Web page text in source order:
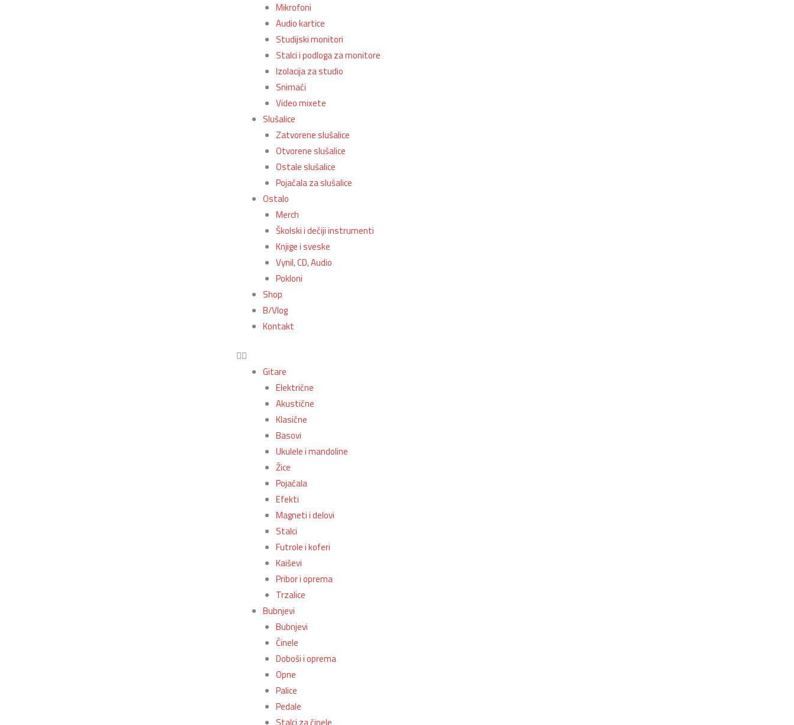
Mikrofoni
Audio kartice
Studijski monitori
Stalci i podloga za monitore
Izolacija za studio
Snimači
Video mixete
Slušalice
Zatvorene slušalice
Otvorene slušalice
Ostale slušalice
Pojačala za slušalice
Ostalo
Merch
Školski i dečiji instrumenti
Knjige i sveske
Vynil, CD, Audio
Pokloni
Shop
B/Vlog
Kontakt
Gitare
Električne
Akustične
Klasične
Basovi
Ukulele i mandoline
Žice
Pojačala
Efekti
Magneti i delovi
Stalci
Futrole i koferi
Kaiševi
Pribor i oprema
Trzalice
Bubnjevi
Bubnjevi
Činele
Doboši i oprema
Opne
Palice
Pedale
Stalci za činele